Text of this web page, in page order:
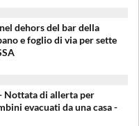
dehors del bar della
e foglio di via per sette
Nottata di allerta per
evacuati da una casa -